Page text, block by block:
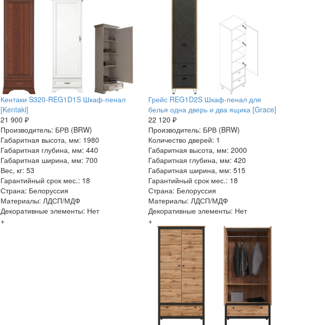
Кентаки S320-REG1D1S Шкаф-пенал
[Kentaki]
21 900 ₽
Производитель: БРВ (BRW)
Габаритная высота, мм: 1980
Габаритная глубина, мм: 440
Габаритная ширина, мм: 700
Вес, кг: 53
Гарантийный срок мес.: 18
Страна: Белоруссия
Материалы: ЛДСП/МДФ
Декоративные элементы: Нет
+
Грейс REG1D2S Шкаф-пенал для
белья одна дверь и два ящика [Grace]
22 120 ₽
Производитель: БРВ (BRW)
Количество дверей: 1
Габаритная высота, мм: 2000
Габаритная глубина, мм: 420
Габаритная ширина, мм: 515
Гарантийный срок мес.: 18
Страна: Белоруссия
Материалы: ЛДСП/МДФ
Декоративные элементы: Нет
+